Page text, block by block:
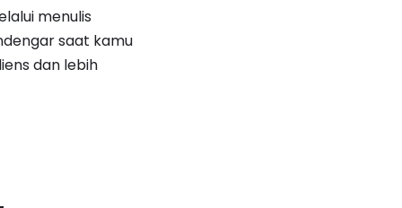
menulis
saat kamu
dan lebih